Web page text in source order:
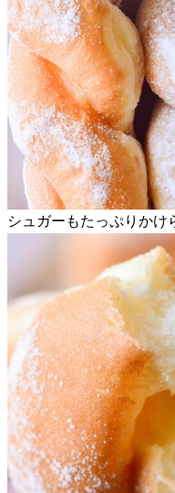
シュガーもたっぷりかけ